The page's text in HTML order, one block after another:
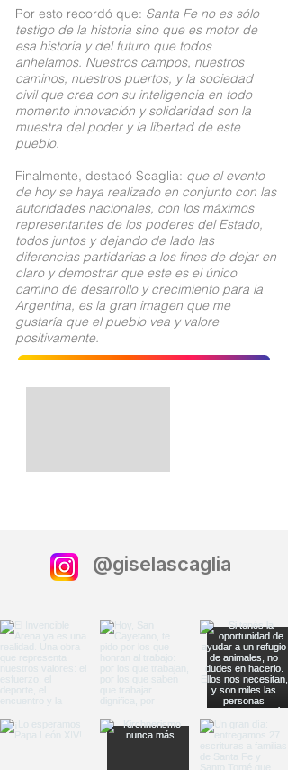
Por esto recordó que: Santa Fe no es sólo
testigo de la historia sino que es motor de
esa historia y del futuro que todos
anhelamos. Nuestros campos, nuestros
caminos, nuestros puertos, y la sociedad
civil que crea con su inteligencia en todo
momento innovación y solidaridad son la
muestra del poder y la libertad de este
pueblo.
Finalmente, destacó Scaglia: que el evento
de hoy se haya realizado en conjunto con las
autoridades nacionales, con los máximos
representantes de los poderes del Estado,
todos juntos y dejando de lado las
diferencias partidarias a los fines de dejar en
claro y demostrar que este es el único
camino de desarrollo y crecimiento para la
Argentina, es la gran imagen que me
gustaría que el pueblo vea y valore
positivamente.
@giselascaglia